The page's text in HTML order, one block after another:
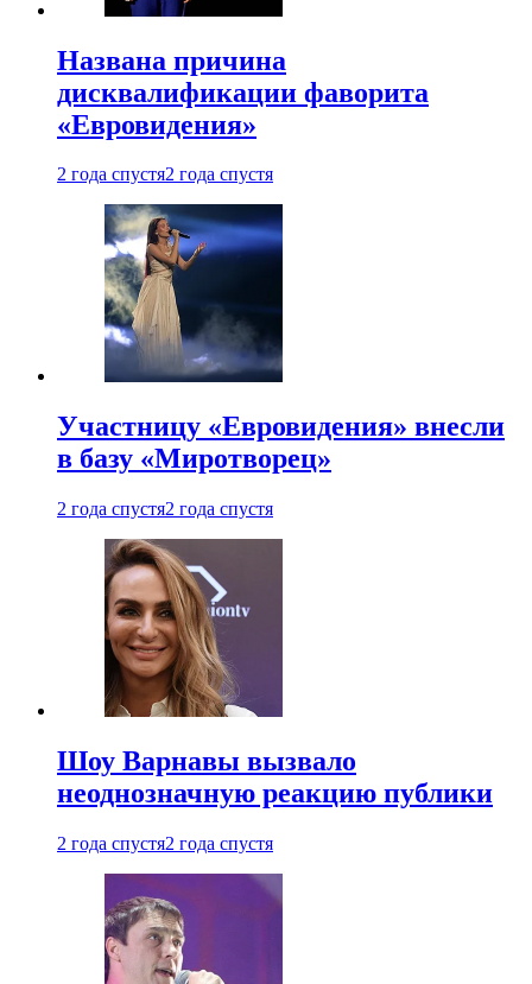
Названа причина
дисквалификации фаворита
«Евровидения»
2 года спустя2 года спустя
Участницу «Евровидения» внесли
в базу «Миротворец»
2 года спустя2 года спустя
Шоу Варнавы вызвало
неоднозначную реакцию публики
2 года спустя2 года спустя